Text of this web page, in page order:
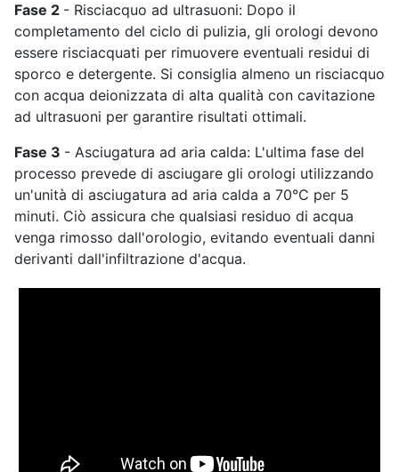
Fase 2 - Risciacquo ad ultrasuoni: Dopo il
completamento del ciclo di pulizia, gli orologi devono
essere risciacquati per rimuovere eventuali residui di
sporco e detergente. Si consiglia almeno un risciacquo
con acqua deionizzata di alta qualità con cavitazione
ad ultrasuoni per garantire risultati ottimali.
Fase 3 - Asciugatura ad aria calda: L'ultima fase del
processo prevede di asciugare gli orologi utilizzando
un'unità di asciugatura ad aria calda a 70°C per 5
minuti. Ciò assicura che qualsiasi residuo di acqua
venga rimosso dall'orologio, evitando eventuali danni
derivanti dall'infiltrazione d'acqua.